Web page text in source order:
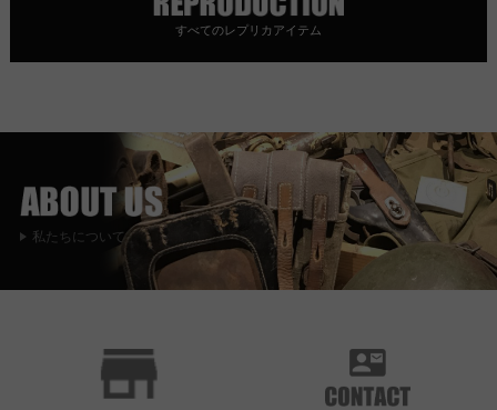
すべてのレプリカアイテム
私たちについて